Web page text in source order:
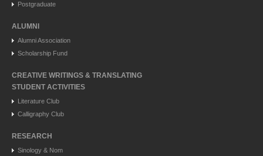
Postgraduate
ALUMNI
Alumni Association
Scholarship Fund
CREATIVE WRITINGS & TRANSLATING
STUDENT ACTIVITIES
Literature Club
Calligraphy Club
RESEARCH
Sinology & Nom